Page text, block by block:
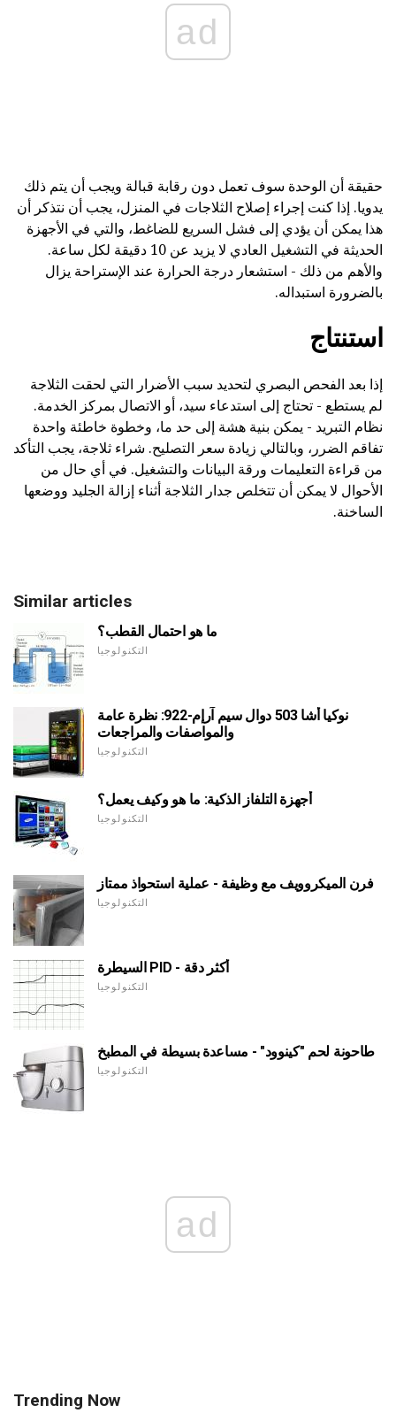
ad
حقيقة أن الوحدة سوف تعمل دون رقابة قبالة ويجب أن يتم ذلك
يدويا. إذا كنت إجراء إصلاح الثلاجات في المنزل، يجب أن نتذكر أن
هذا يمكن أن يؤدي إلى فشل السريع للضاغط، والتي في الأجهزة
الحديثة في التشغيل العادي لا يزيد عن 10 دقيقة لكل ساعة.
والأهم من ذلك - استشعار درجة الحرارة عند الإستراحة يزال
بالضرورة استبداله.
استنتاج
إذا بعد الفحص البصري لتحديد سبب الأضرار التي لحقت الثلاجة
لم يستطع - تحتاج إلى استدعاء سيد، أو الاتصال بمركز الخدمة.
نظام التبريد - يمكن بنية هشة إلى حد ما، وخطوة خاطئة واحدة
تفاقم الضرر، وبالتالي زيادة سعر التصليح. شراء ثلاجة، يجب التأكد
من قراءة التعليمات ورقة البيانات والتشغيل. في أي حال من
الأحوال لا يمكن أن تتخلص جدار الثلاجة أثناء إزالة الجليد ووضعها
الساخنة.
Similar articles
ما هو احتمال القطب؟
التكنولوجيا
نوكيا أشا 503 دوال سيم آرإم-922: نظرة عامة
والمواصفات والمراجعات
التكنولوجيا
أجهزة التلفاز الذكية: ما هو وكيف يعمل؟
التكنولوجيا
فرن الميكروويف مع وظيفة - عملية استحواذ ممتاز
التكنولوجيا
السيطرة PID - أكثر دقة
التكنولوجيا
طاحونة لحم "كينوود" - مساعدة بسيطة في المطبخ
التكنولوجيا
ad
Trending Now